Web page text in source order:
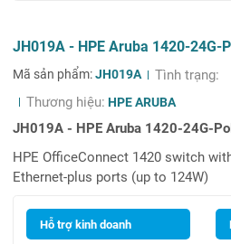
JH019A - HPE Aruba 1420-24G-
Mã sản phẩm:JH019A Tình trạng:
Thương hiệu: HPE ARUBA
JH019A - HPE Aruba 1420-24G-
HPE OfficeConnect 1420 switch
Ethernet-plus ports (up to 124W)
Hỗ trợ kinh doanh